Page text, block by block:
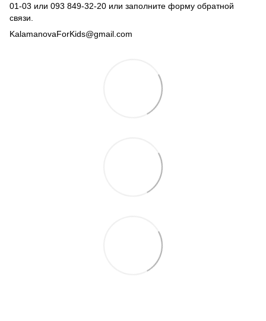
01-03 или 093 849-32-20 или заполните форму обратной
связи.
KalamanovaForKids@gmail.com